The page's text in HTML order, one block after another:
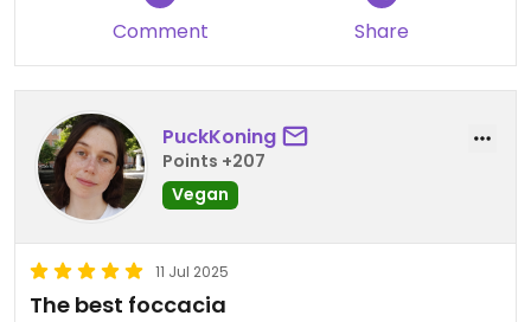
Comment Share
PuckKoning
Points +207
Vegan
11 Jul 2025
The best foccacia